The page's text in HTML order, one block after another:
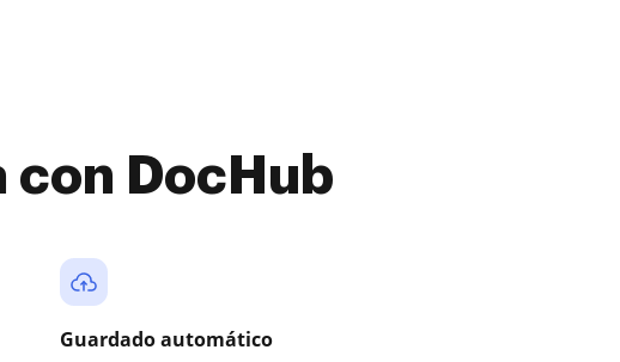
con DocHub
Guardado automático